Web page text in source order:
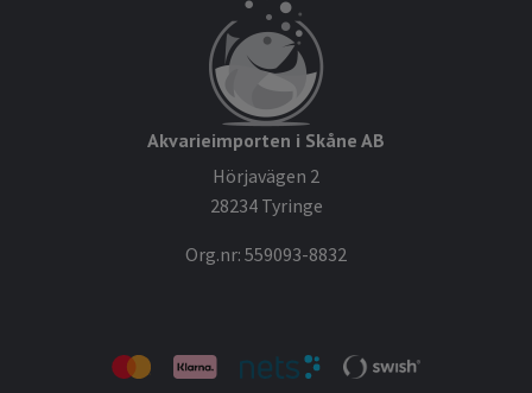
Akvarieimporten i Skåne AB
Hörjavägen 2
28234 Tyringe
Org.nr: 559093-8832